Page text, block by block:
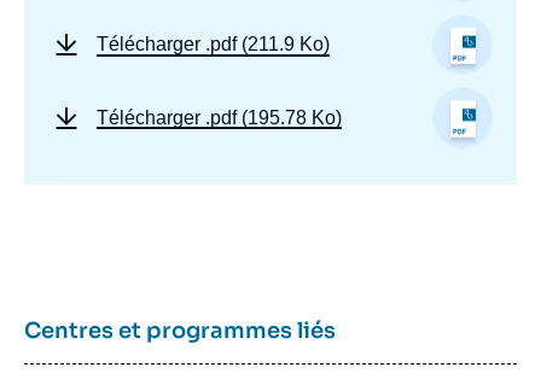
Télécharger .pdf (211.9 Ko)
Télécharger .pdf (195.78 Ko)
Centres et programmes liés